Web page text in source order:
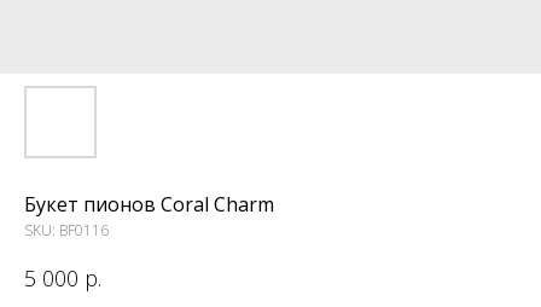
Букет пионов Coral Charm
SKU: BF0116
5 000 р.